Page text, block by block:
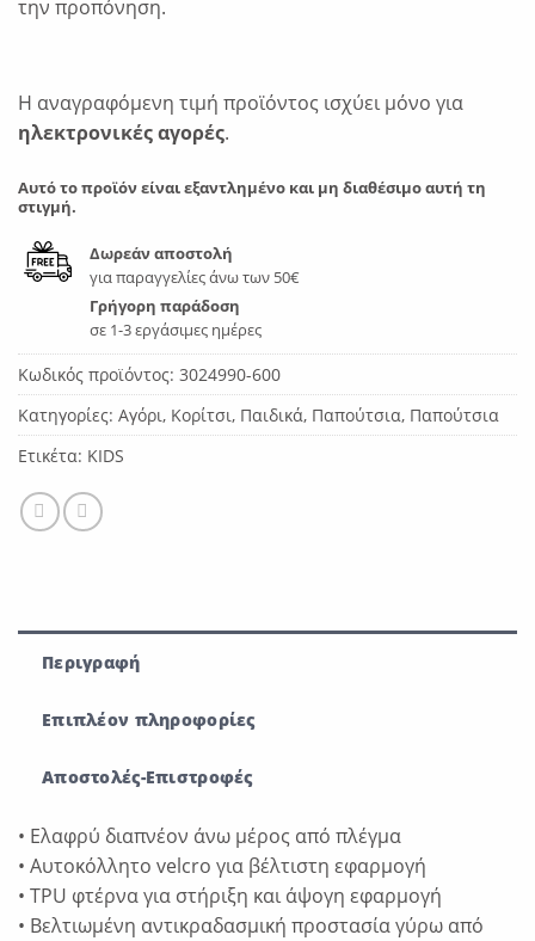
την προπόνηση.
Η αναγραφόμενη τιμή προϊόντος ισχύει μόνο για
ηλεκτρονικές αγορές.
Αυτό το προϊόν είναι εξαντλημένο και μη διαθέσιμο αυτή τη
στιγμή.
Δωρεάν αποστολή
για παραγγελίες άνω των 50€
Γρήγορη παράδοση
σε 1-3 εργάσιμες ημέρες
Κωδικός προϊόντος: 3024990-600
Κατηγορίες: Αγόρι, Κορίτσι, Παιδικά, Παπούτσια, Παπούτσια
Ετικέτα: KIDS
Περιγραφή
Επιπλέον πληροφορίες
Αποστολές-Επιστροφές
• Ελαφρύ διαπνέον άνω μέρος από πλέγμα
• Αυτοκόλλητο velcro για βέλτιστη εφαρμογή
• TPU φτέρνα για στήριξη και άψογη εφαρμογή
• Βελτιωμένη αντικραδασμική προστασία γύρω από